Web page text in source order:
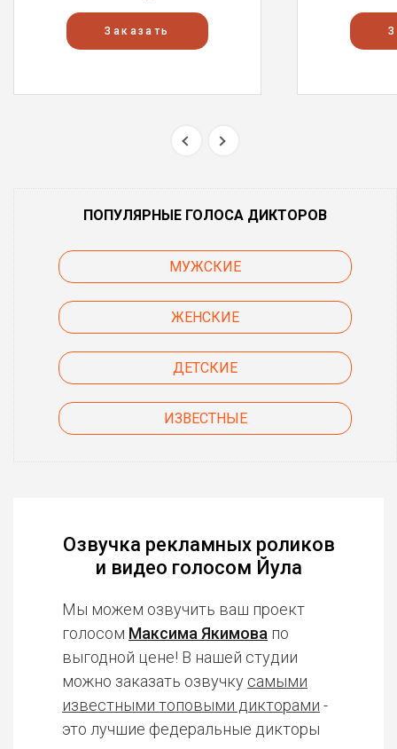
Заказать
ПОПУЛЯРНЫЕ ГОЛОСА ДИКТОРОВ
МУЖСКИЕ
ЖЕНСКИЕ
ДЕТСКИЕ
ИЗВЕСТНЫЕ
Озвучка рекламных роликов
и видео голосом Йула
Мы можем озвучить ваш проект
голосом Максима Якимова по
выгодной цене! В нашей студии
можно заказать озвучку самыми
известными топовыми дикторами -
это лучшие федеральные дикторы